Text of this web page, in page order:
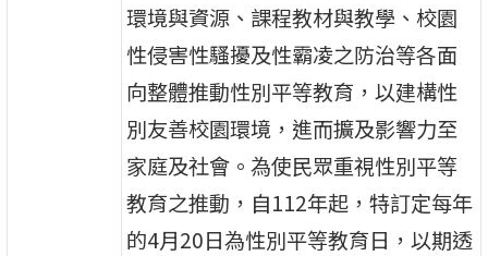
環境與資源、課程教材與教學、校園
性侵害性騷擾及性霸凌之防治等各面
向整體推動性別平等教育，以建構性
別友善校園環境，進而擴及影響力至
家庭及社會。為使民眾重視性別平等
教育之推動，自112年起，特訂定每年
的4月20日為性別平等教育日，以期透